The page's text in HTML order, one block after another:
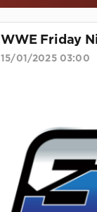
WWE Friday
15/01/2025 03:00